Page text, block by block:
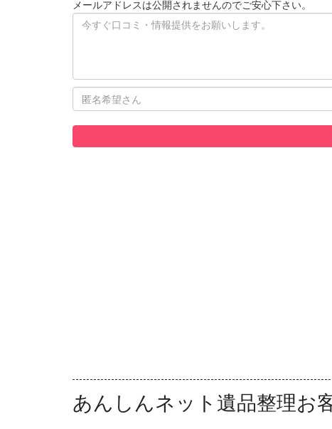
メールアドレスは公開されませんのでご安心下さい。
あんしんネット遺品整理お